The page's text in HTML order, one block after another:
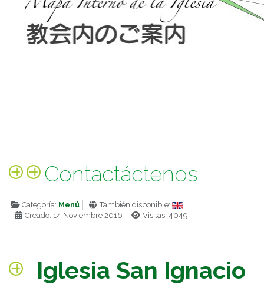
Contactáctenos
Categoría: Menú
También disponible:
Creado: 14 Noviembre 2016
Visitas: 4049
Iglesia San Ignacio